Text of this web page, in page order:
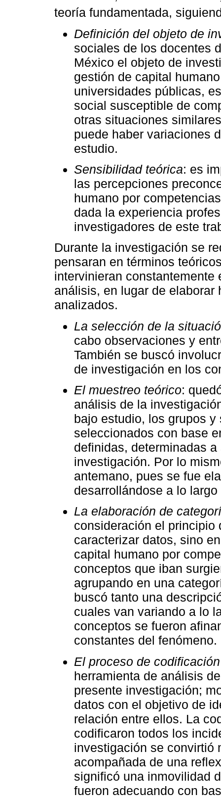
teoría fundamentada,
Definición del objeto de
sociales de los docentes
México el objeto de
gestión de capital
universidades públicas,
social susceptible de
otras situaciones
puede haber variaciones
estudio.
Sensibilidad teórica: es
las percepciones
humano por
dada la experiencia
investigadores de este
Durante la investigación se
pensaran en términos
intervinieran
análisis, en lugar de
analizados.
La selección de la
cabo observaciones y
También se buscó
de investigación en los
El muestreo teórico:
análisis de la
bajo estudio, los grupos
seleccionados con base
definidas, determinadas
investigación. Por lo
antemano, pues se fue
desarrollándose a lo
La elaboración de
consideración el principio
caracterizar datos, sino
capital humano por
conceptos que iban
agrupando en una
buscó tanto una
cuales van variando a lo
conceptos se fueron
constantes del fenómeno.
El proceso de codificación
herramienta de análisis
presente investigación;
datos con el objetivo de
relación entre ellos. La
codificaron todos los
investigación se convirtió
acompañada de una
significó una inmovilidad
fueron adecuando con